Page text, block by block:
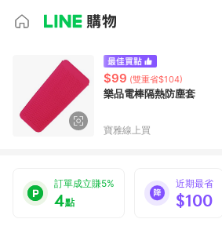
$99 (雙重省$104)
樂品電棒隔熱防塵套
寶雅線上買
訂單成立賺5%
4點
近期最省
$100